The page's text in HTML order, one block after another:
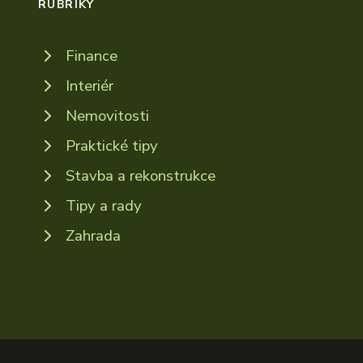
RUBRIKY
Finance
Interiér
Nemovitosti
Praktické tipy
Stavba a rekonstrukce
Tipy a rady
Zahrada